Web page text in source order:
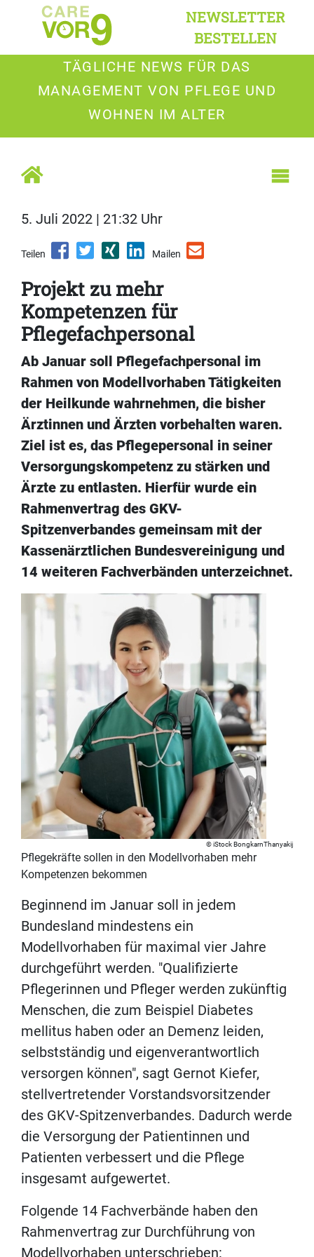
NEWSLETTER
BESTELLEN
TÄGLICHE NEWS FÜR DAS
MANAGEMENT VON PFLEGE UND
WOHNEN IM ALTER
5. Juli 2022 | 21:32 Uhr
Teilen Mailen
Projekt zu mehr
Kompetenzen für
Pflegefachpersonal
Ab Januar soll Pflegefachpersonal im
Rahmen von Modellvorhaben Tätigkeiten
der Heilkunde wahrnehmen, die bisher
Ärztinnen und Ärzten vorbehalten waren.
Ziel ist es, das Pflegepersonal in seiner
Versorgungskompetenz zu stärken und
Ärzte zu entlasten. Hierfür wurde ein
Rahmenvertrag des GKV-
Spitzenverbandes gemeinsam mit der
Kassenärztlichen Bundesvereinigung und
14 weiteren Fachverbänden unterzeichnet.
iStock BongkarnThanyakij
Pflegekräfte sollen in den Modellvorhaben mehr
Kompetenzen bekommen
Beginnend im Januar soll in jedem
Bundesland mindestens ein
Modellvorhaben für maximal vier Jahre
durchgeführt werden. "Qualifizierte
Pflegerinnen und Pfleger werden zukünftig
Menschen, die zum Beispiel Diabetes
mellitus haben oder an Demenz leiden,
selbstständig und eigenverantwortlich
versorgen können", sagt Gernot Kiefer,
stellvertretender Vorstandsvorsitzender
des GKV-Spitzenverbandes. Dadurch werde
die Versorgung der Patientinnen und
Patienten verbessert und die Pflege
insgesamt aufgewertet.
Folgende 14 Fachverbände haben den
Rahmenvertrag zur Durchführung von
Modellvorhaben unterschrieben: